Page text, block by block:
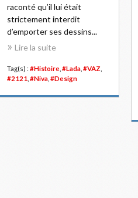
raconté qu’il lui était
strictement interdit
d’emporter ses dessins...
Lire la suite
Tag(s) : #Histoire #Lada #VAZ
#2121 #Niva #Design